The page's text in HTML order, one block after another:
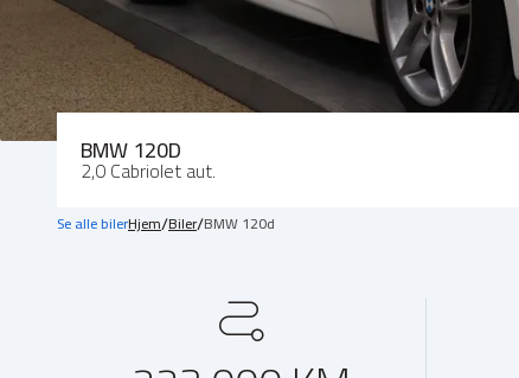
BMW 120D
2,0 Cabriolet aut.
Se alle bilerHjem/Biler/BMW 120d